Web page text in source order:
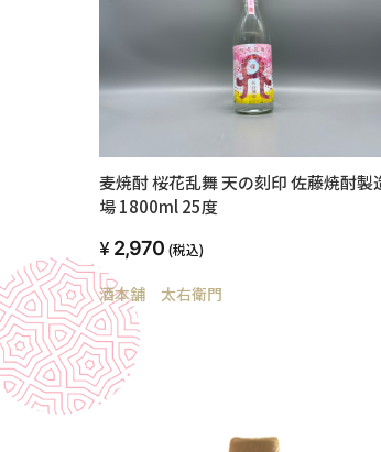
麦焼酎 桜花乱舞 天の刻印 佐藤焼酎製
場 1800ml 25度
2,970 (税込)
酒本舗 太右衛門